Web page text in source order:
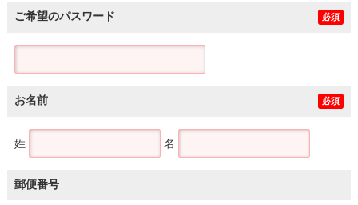
ご希望のパスワード 必須
お名前 必須
姓 名
郵便番号